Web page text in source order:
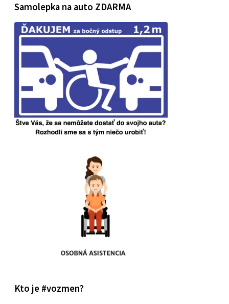
Samolepka na auto ZDARMA
Kto je #vozmen?